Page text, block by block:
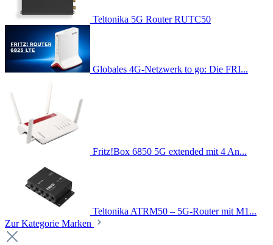
Teltonika 5G Router RUTC50
Globales 4G-Netzwerk to go: Die FRI...
Fritz!Box 6850 5G extended mit 4 An...
Teltonika ATRM50 – 5G-Router mit M1...
Zur Kategorie Marken